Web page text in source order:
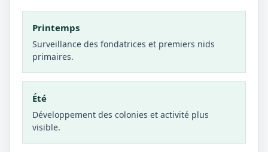
Printemps
Surveillance des fondatrices et premiers nids
primaires.
Été
Développement des colonies et activité plus
visible.